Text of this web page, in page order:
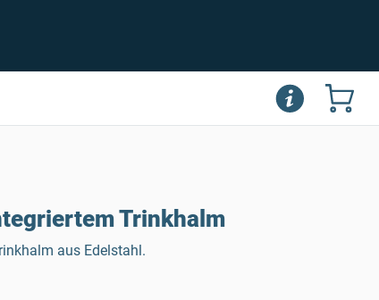
Trinkhalm
aus Edelstahl.